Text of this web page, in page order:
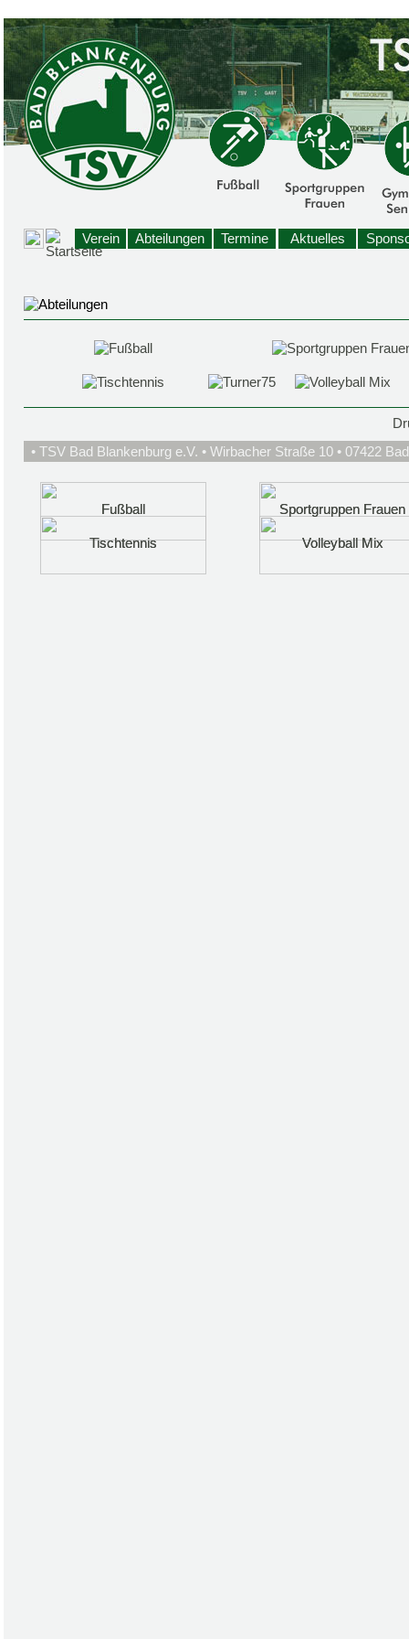
Verein Abteilungen Termine Aktuelles
Fußball
Fußball Sportgruppen Frauen
Sportgruppen Frauen
Tischtennis
Tischtennis Volleyball Mix
Volleyball Mix
• TSV Bad Blankenburg e.V. • Wirbacher Straße 10 • 07422